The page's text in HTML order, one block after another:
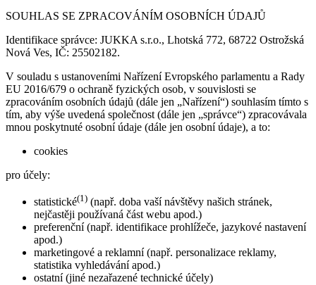
SOUHLAS SE ZPRACOVÁNÍM OSOBNÍCH ÚDAJŮ
Identifikace správce: JUKKA s.r.o., Lhotská 772, 68722 Ostrožská
Nová Ves, IČ: 25502182.
V souladu s ustanoveními Nařízení Evropského parlamentu a Rady
EU 2016/679 o ochraně fyzických osob, v souvislosti se
zpracováním osobních údajů (dále jen „Nařízení“) souhlasím tímto s
tím, aby výše uvedená společnost (dále jen „správce“) zpracovávala
mnou poskytnuté osobní údaje (dále jen osobní údaje), a to:
cookies
pro účely:
statistické(1) (např. doba vaší návštěvy našich stránek,
nejčastěji používaná část webu apod.)
preferenční (např. identifikace prohlížeče, jazykové nastavení
apod.)
marketingové a reklamní (např. personalizace reklamy,
statistika vyhledávání apod.)
ostatní (jiné nezařazené technické účely)